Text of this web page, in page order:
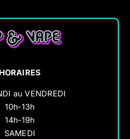
HORAIRES
au VENDREDI
10h-13h
14h-19h
SAMEDI